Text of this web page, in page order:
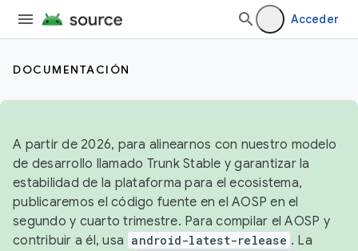
Acceder
DOCUMENTACIÓN
A partir de 2026, para alinearnos con nuestro modelo
de desarrollo llamado Trunk Stable y garantizar la
estabilidad de la plataforma para el ecosistema,
publicaremos el código fuente en el AOSP en el
segundo y cuarto trimestre. Para compilar el AOSP y
contribuir a él, usa android-latest-release . La